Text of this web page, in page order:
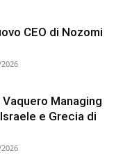
CEO di Nozomi
Managing
e Grecia di